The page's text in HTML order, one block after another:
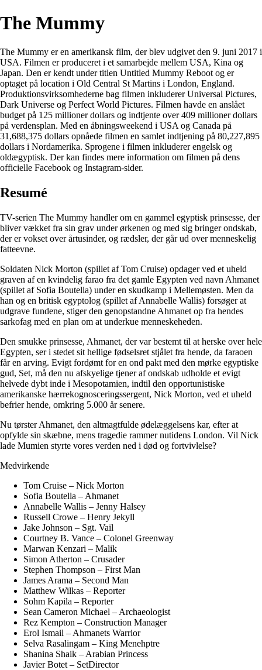
The Mummy
The Mummy er en amerikansk film, der blev udgivet den 9. juni 2017 i
USA. Filmen er produceret i et samarbejde mellem USA, Kina og
Japan. Den er kendt under titlen Untitled Mummy Reboot og er
optaget på location i Old Central St Martins i London, England.
Produktionsvirksomhederne bag filmen inkluderer Universal Pictures,
Dark Universe og Perfect World Pictures. Filmen havde en anslået
budget på 125 millioner dollars og indtjente over 409 millioner dollars
på verdensplan. Med en åbningsweekend i USA og Canada på
31,688,375 dollars opnåede filmen en samlet indtjening på 80,227,895
dollars i Nordamerika. Sprogene i filmen inkluderer engelsk og
oldægyptisk. Der kan findes mere information om filmen på dens
officielle Facebook og Instagram-sider.
Resumé
TV-serien The Mummy handler om en gammel egyptisk prinsesse, der
bliver vækket fra sin grav under ørkenen og med sig bringer ondskab,
der er vokset over årtusinder, og rædsler, der går ud over menneskelig
fatteevne.
Soldaten Nick Morton (spillet af Tom Cruise) opdager ved et uheld
graven af en kvindelig farao fra det gamle Egypten ved navn Ahmanet
(spillet af Sofia Boutella) under en skudkamp i Mellemøsten. Men da
han og en britisk egyptolog (spillet af Annabelle Wallis) forsøger at
udgrave fundene, stiger den genopstandne Ahmanet op fra hendes
sarkofag med en plan om at underkue menneskeheden.
Den smukke prinsesse, Ahmanet, der var bestemt til at herske over hele
Egypten, ser i stedet sit hellige fødselsret stjålet fra hende, da faraoen
får en arving. Evigt fordømt for en ond pakt med den mørke egyptiske
gud, Set, må den nu afskyelige tjener af ondskab udholde et evigt
helvede dybt inde i Mesopotamien, indtil den opportunistiske
amerikanske hærrekognosceringssergent, Nick Morton, ved et uheld
befrier hende, omkring 5.000 år senere.
Nu tørster Ahmanet, den altmagtfulde ødelæggelsens kar, efter at
opfylde sin skæbne, mens tragedie rammer nutidens London. Vil Nick
lade Mumien styrte vores verden ned i død og fortvivlelse?
Medvirkende
Tom Cruise – Nick Morton
Sofia Boutella – Ahmanet
Annabelle Wallis – Jenny Halsey
Russell Crowe – Henry Jekyll
Jake Johnson – Sgt. Vail
Courtney B. Vance – Colonel Greenway
Marwan Kenzari – Malik
Simon Atherton – Crusader
Stephen Thompson – First Man
James Arama – Second Man
Matthew Wilkas – Reporter
Sohm Kapila – Reporter
Sean Cameron Michael – Archaeologist
Rez Kempton – Construction Manager
Erol Ismail – Ahmanets Warrior
Selva Rasalingam – King Menehptre
Shanina Shaik – Arabian Princess
Javier Botet – SetDirector